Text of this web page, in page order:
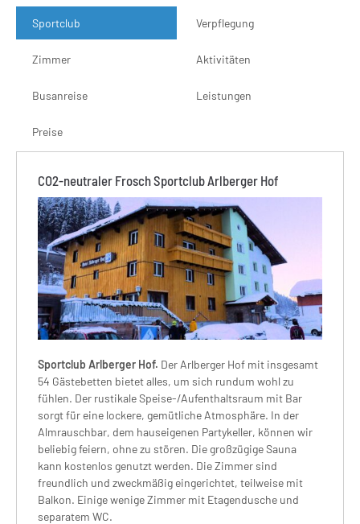
Sportclub Verpflegung
Zimmer Aktivitäten
Busanreise Leistungen
Preise
CO2-neutraler Frosch Sportclub Arlberger Hof
Sportclub Arlberger Hof. Der Arlberger Hof mit insgesamt
54 Gästebetten bietet alles, um sich rundum wohl zu
fühlen. Der rustikale Speise-/Aufenthaltsraum mit Bar
sorgt für eine lockere, gemütliche Atmosphäre. In der
Almrauschbar, dem hauseigenen Partykeller, können wir
beliebig feiern, ohne zu stören. Die großzügige Sauna
kann kostenlos genutzt werden. Die Zimmer sind
freundlich und zweckmäßig eingerichtet, teilweise mit
Balkon. Einige wenige Zimmer mit Etagendusche und
separatem WC.